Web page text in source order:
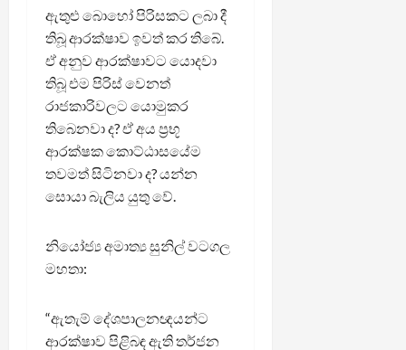
ඇතුළු බොහෝ පිරිසකට ලබා දී
තිබූ ආරක්ෂාව ඉවත් කර තිබේ.
ඒ අනුව ආරක්ෂාවට යොදවා
තිබූ එම පිරිස් වෙනත්
රාජකාරිවලට යොමුකර
තිබෙනවා ද? ඒ අය ප්‍රභූ
ආරක්ෂක කොට්ඨාසයේම
තවමත් සිටිනවා ද? යන්න
සොයා බැලිය යුතු වේ.
නියෝජ්‍ය අමාත්‍ය සුනිල් වටගල
මහතා:
“ඇතැම් දේශපාලනඥයන්ට
ආරක්ෂාව පිළිබඳ ඇති තර්ජන